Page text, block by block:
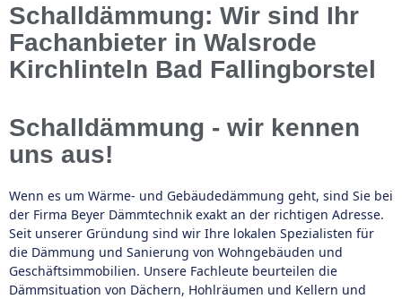
Schalldämmung: Wir sind Ihr
Fachanbieter in Walsrode
Kirchlinteln Bad Fallingborstel
Schalldämmung - wir kennen
uns aus!
Wenn es um Wärme- und Gebäudedämmung geht, sind Sie bei
der Firma Beyer Dämmtechnik exakt an der richtigen Adresse.
Seit unserer Gründung sind wir Ihre lokalen Spezialisten für
die Dämmung und Sanierung von Wohngebäuden und
Geschäftsimmobilien. Unsere Fachleute beurteilen die
Dämmsituation von Dächern, Hohlräumen und Kellern und